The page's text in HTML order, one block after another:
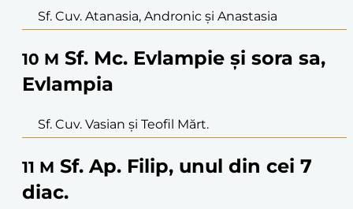
Sf. Cuv. Atanasia, Andronic și Anastasia
10 M Sf. Mc. Evlampie și sora sa,
Evlampia
Sf. Cuv. Vasian și Teofil Mărt.
11 M Sf. Ap. Filip, unul din cei 7
diac.